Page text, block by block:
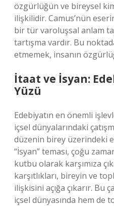
özgürlüğün ve bireysel
ilişkilidir. Camus’nün
bir tür varoluşsal anlam
tartışma vardır. Bu
etmemek, insanın
İtaat ve İsyan:
Yüzü
Edebiyatın en önemli
içsel dünyalarındaki
düzenin birey üzerindeki
“İsyan” teması, çoğu
kutbu olarak karşımıza
karşıtlıkları, bireyin ve
ilişkisini açığa çıkarır. Bu
içsel dünyasında hem de